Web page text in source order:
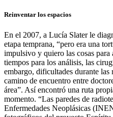
Reinventar los espacios
En el 2007, a Lucía Slater le
etapa temprana, “pero era una
impulsivo y quiero las cosas
tiempos para los análisis, las
embargo, dificultades durante las
camino de encuentro entre
área”. Así encontró una ruta
momento. “Las paredes de
Enfermedades Neoplásicas